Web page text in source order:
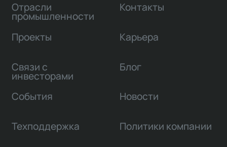
Отрасли
промышленности
Проекты
Связи с
инвесторами
Контакты
Карьера
Блог
События Новости
Техподдержка Политики компании